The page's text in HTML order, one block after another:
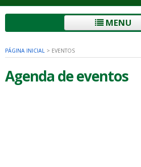
MENU
PÁGINA INICIAL > EVENTOS
Agenda de eventos